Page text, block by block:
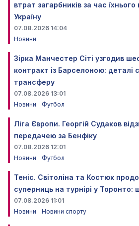
втрат загарбників за час
Україну
07.08.2026 14:04
Новини
Зірка Манчестер Сіті узгодив
контракт із Барселоною: деталі
трансферу
07.08.2026 13:01
Новини
Футбол
Ліга Європи. Георгій Судаков
передачею за Бенфіку
07.08.2026 12:01
Новини
Футбол
Теніс. Світоліна та Костюк
суперниць на турнірі у Торонто:
07.08.2026 11:01
Новини
Новини спорту